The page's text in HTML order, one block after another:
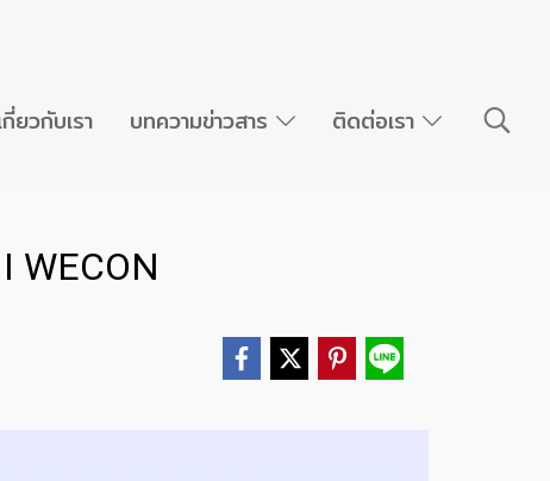
กี่ยวกับเรา บทความข่าวสาร ติดต่อเรา